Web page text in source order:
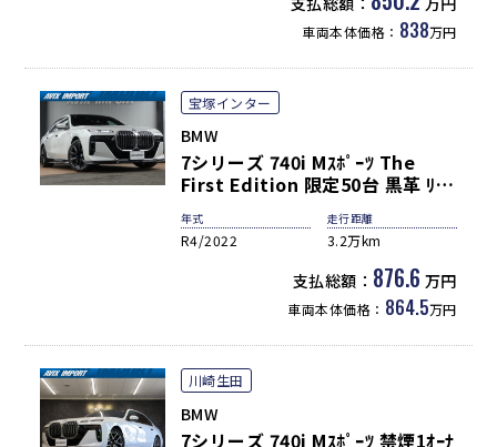
&ﾋｰﾀｰ&ﾍﾞﾝﾁﾚｰｼｮﾝ&ﾏｯｻｰｼﾞ Dｱｼｽ
ﾄ ACC BMWﾗｲﾌﾞCP 専用20AW
車両本体価格： 838万円
宝塚インター
BMW
7シリーズ 740i Mｽﾎﾟｰﾂ The
First Edition 限定50台 黒革 ﾘｱｺ
ﾝﾌｫｰﾄPKG ｼｱﾀｰｽｸﾘｰﾝ ｾﾚｸﾄPKG ｽｶ
ｲﾗｳﾝｼﾞﾊﾟﾉﾗﾏ ｼｰﾄﾋｰﾀｰ ﾍﾞﾝﾁﾚｰﾀｰ ﾏ
ｯｻｰｼﾞ ﾗｲﾌﾞｺｯｸﾋﾟｯﾄ ﾅﾋﾞ 地ﾃﾞｼﾞ
360°ｶﾒﾗ Bowers & Wilkins 専
用21AW MAXTONDESIGNｴｱﾛ 禁
煙 右H 正規D車
年式
R4/2022
走行距離
3.2万km
支払総額： 876.6 万円
車両本体価格： 864.5万円
川崎生田
BMW
7シリーズ 740i Mｽﾎﾟｰﾂ 禁煙1ｵｰﾅ